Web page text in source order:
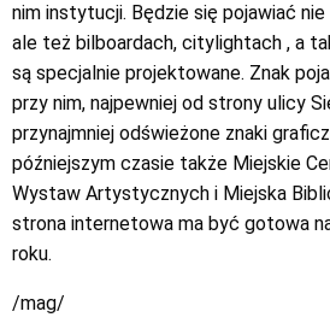
nim instytucji. Będzie się pojawiać
ale też bilboardach, citylightach , a
są specjalnie projektowane. Znak
przy nim, najpewniej od strony ulicy
przynajmniej odświeżone znaki
późniejszym czasie także Miejskie
Wystaw Artystycznych i Miejska
strona internetowa ma być gotowa
roku.
/mag/